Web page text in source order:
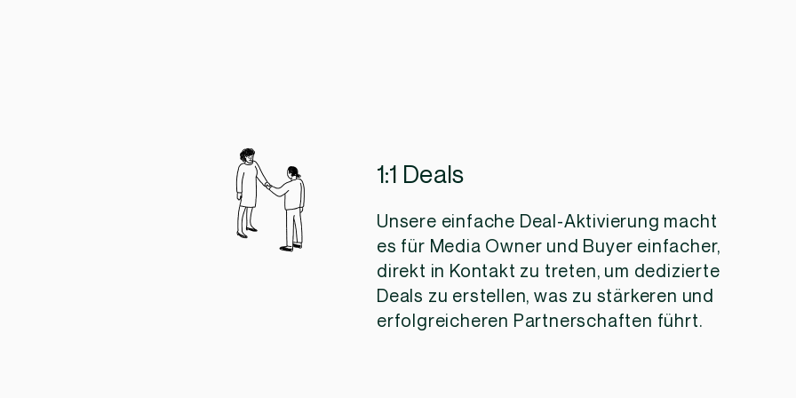
1:1 Deals
Unsere einfache Deal-Aktivierung macht
es für Media Owner und Buyer einfacher,
direkt in Kontakt zu treten, um dedizierte
Deals zu erstellen, was zu stärkeren und
erfolgreicheren Partnerschaften führt.